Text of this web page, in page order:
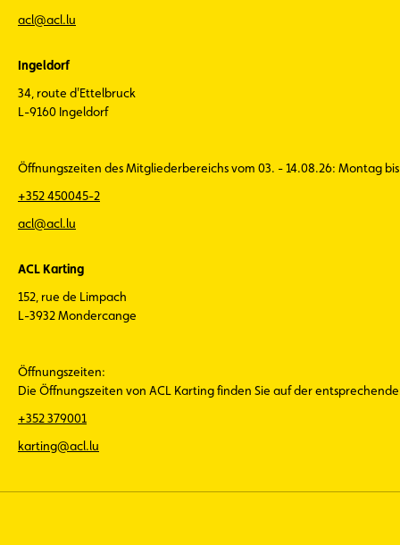
acl@acl.lu
Ingeldorf
34, route d'Ettelbruck
L-9160 Ingeldorf
Öffnungszeiten des Mitgliederbereichs vom 03. - 14.08.26: Montag
+352 450045-2
acl@acl.lu
ACL Karting
152, rue de Limpach
L-3932 Mondercange
Öffnungszeiten:
Die Öffnungszeiten von ACL Karting finden Sie auf der
+352 379001
karting@acl.lu